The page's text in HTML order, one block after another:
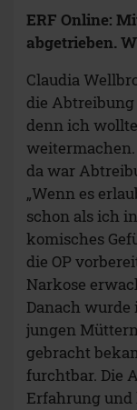
ERF Online:
abgetrieben.
Claudia
die
denn ich
weitermachen.
da war
„Wenn es
schon als ich
komisches
die OP
Narkose
Danach
jungen
gebracht
furchtbar. Die
Erfahrung und